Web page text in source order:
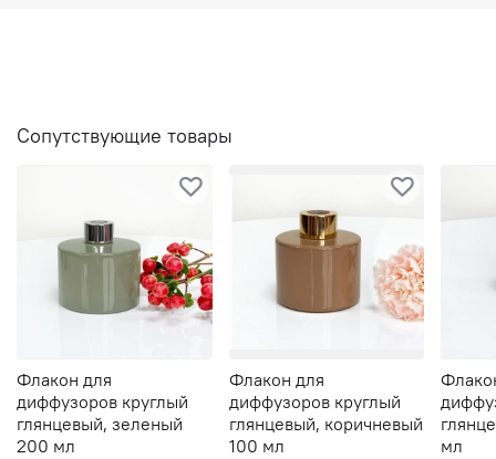
Сопутствующие товары
Флакон для
диффузоров круглый
глянцевый, зеленый
200 мл
Флакон для
диффузоров круглый
глянцевый, коричневый
100 мл
мл